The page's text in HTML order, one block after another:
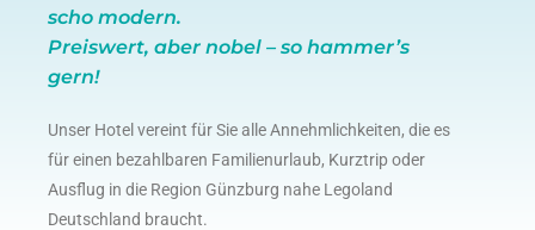
scho modern.
Preiswert, aber nobel – so hammer’s
gern!
Unser Hotel vereint für Sie alle Annehmlichkeiten, die es
für einen bezahlbaren Familienurlaub, Kurztrip oder
Ausflug in die Region Günzburg nahe Legoland
Deutschland braucht.